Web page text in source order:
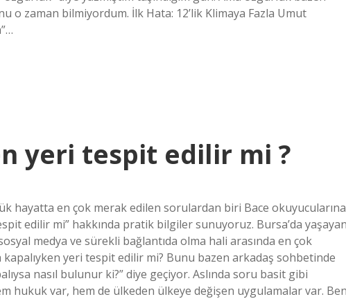
o zaman bilmiyordum. İlk Hata: 12’lik Klimaya Fazla Umut
yeri tespit edilir mi ?
hayatta en çok merak edilen sorulardan biri Bace okuyucularına
edilir mi” hakkında pratik bilgiler sunuyoruz. Bursa’da yaşayan
medya ve sürekli bağlantıda olma hali arasında en çok
yeri tespit edilir mi? Bunu bazen arkadaş sohbetinde
nasıl bulunur ki?” diye geçiyor. Aslında soru basit gibi
hukuk var, hem de ülkeden ülkeye değişen uygulamalar var. Ben